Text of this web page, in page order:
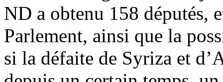
ND a obtenu 158 députés,
Parlement, ainsi que la
si la défaite de Syriza et